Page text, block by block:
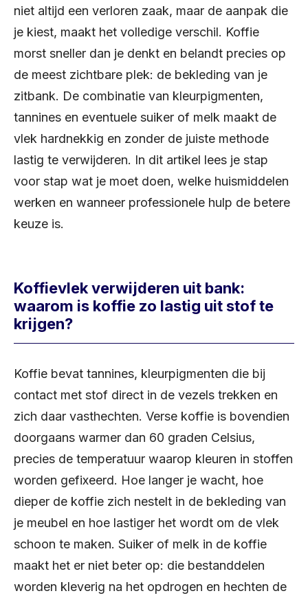
niet altijd een verloren zaak, maar de aanpak die
je kiest, maakt het volledige verschil. Koffie
morst sneller dan je denkt en belandt precies op
de meest zichtbare plek: de bekleding van je
zitbank. De combinatie van kleurpigmenten,
tannines en eventuele suiker of melk maakt de
vlek hardnekkig en zonder de juiste methode
lastig te verwijderen. In dit artikel lees je stap
voor stap wat je moet doen, welke huismiddelen
werken en wanneer professionele hulp de betere
keuze is.
Koffievlek verwijderen uit bank:
waarom is koffie zo lastig uit stof te
krijgen?
Koffie bevat tannines, kleurpigmenten die bij
contact met stof direct in de vezels trekken en
zich daar vasthechten. Verse koffie is bovendien
doorgaans warmer dan 60 graden Celsius,
precies de temperatuur waarop kleuren in stoffen
worden gefixeerd. Hoe langer je wacht, hoe
dieper de koffie zich nestelt in de bekleding van
je meubel en hoe lastiger het wordt om de vlek
schoon te maken. Suiker of melk in de koffie
maakt het er niet beter op: die bestanddelen
worden kleverig na het opdrogen en hechten de